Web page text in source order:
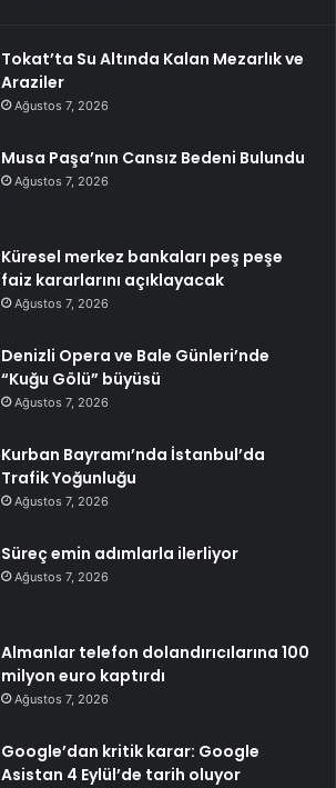
Tokat’ta Su Altında Kalan Mezarlık ve
Araziler
Ağustos 7, 2026
Musa Paşa’nın Cansız Bedeni Bulundu
Ağustos 7, 2026
Küresel merkez bankaları peş peşe
faiz kararlarını açıklayacak
Ağustos 7, 2026
Denizli Opera ve Bale Günleri’nde
“Kuğu Gölü” büyüsü
Ağustos 7, 2026
Kurban Bayramı’nda İstanbul’da
Trafik Yoğunluğu
Ağustos 7, 2026
Süreç emin adımlarla ilerliyor
Ağustos 7, 2026
Almanlar telefon dolandırıcılarına 100
milyon euro kaptırdı
Ağustos 7, 2026
Google’dan kritik karar: Google
Asistan 4 Eylül’de tarih oluyor